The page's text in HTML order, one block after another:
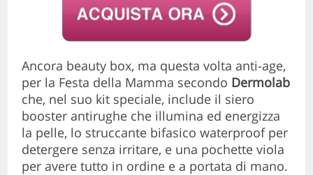
Ancora beauty box, ma questa volta anti-age,
per la Festa della Mamma secondo Dermolab
che, nel suo kit speciale, include il siero
booster antirughe che illumina ed energizza
la pelle, lo struccante bifasico waterproof per
detergere senza irritare, e una pochette viola
per avere tutto in ordine e a portata di mano.